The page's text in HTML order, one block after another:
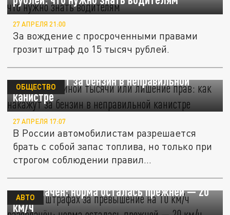
27 АПРЕЛЯ 21:00
За вождение с просроченными правами
грозит штраф до 15 тысяч рублей.
Две с половиной тысячи или лишение прав:
как накажут за бензин в неправильной
канистре
ОБЩЕСТВО
27 АПРЕЛЯ 17:07
В России автомобилистам разрешается
брать с собой запас топлива, но только при
строгом соблюдении правил...
Фейк о штрафах за превышение на 10 км/ч
разоблачён: норма осталась прежней — 20
км/ч
АВТО